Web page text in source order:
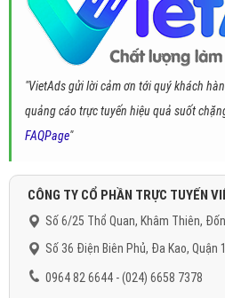
"VietAds gửi lời cảm ơn tới quý khách
quảng cáo trực tuyến hiệu quả suốt
FAQPage"
CÔNG TY CỔ PHẦN TRỰC TUYẾN
Số 6/25 Thổ Quan, Khâm Thiên,
Số 36 Điện Biên Phủ, Đa Kao, Quận
0964 82 6644 - (024) 6658 7378